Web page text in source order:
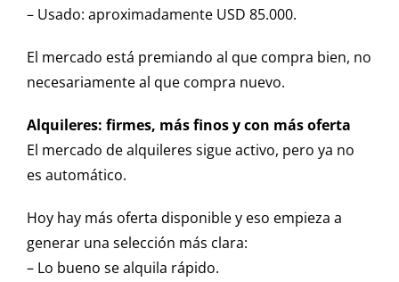
– Usado: aproximadamente USD 85.000.
El mercado está premiando al que compra bien, no
necesariamente al que compra nuevo.
Alquileres: firmes, más finos y con más oferta
El mercado de alquileres sigue activo, pero ya no
es automático.
Hoy hay más oferta disponible y eso empieza a
generar una selección más clara:
– Lo bueno se alquila rápido.